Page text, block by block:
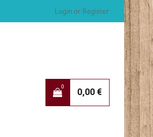
Login or Register
0 0,00€